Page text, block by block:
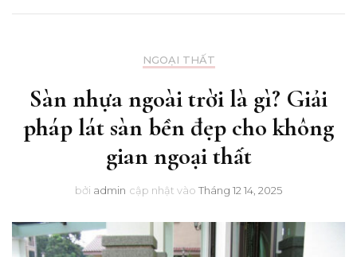
NGOẠI THẤT
Sàn nhựa ngoài trời là gì? Giải
pháp lát sàn bền đẹp cho không
gian ngoại thất
bởi admin cập nhật vào Tháng 12 14, 2025